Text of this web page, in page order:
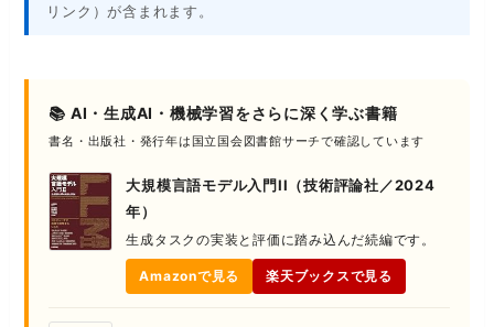
リンク）が含まれます。
📚 AI・生成AI・機械学習をさらに深く学ぶ書籍
書名・出版社・発行年は国立国会図書館サーチで確認しています
大規模言語モデル入門II（技術評論社／2024
年）
生成タスクの実装と評価に踏み込んだ続編です。
Amazonで見る 楽天ブックスで見る